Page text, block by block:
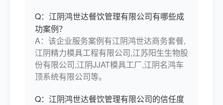
Q：江阴鸿世达餐饮管理有限公司有哪些成
功案例？
A：该企业服务案例有江阴鸿世达商务套餐,
江阴精力模具工程有限公司,江苏阳生生物股
份有限公司,江阴JJAT模具工厂,江阴名鸿车
顶系统有限公司等。
Q：江阴鸿世达餐饮管理有限公司的信任度